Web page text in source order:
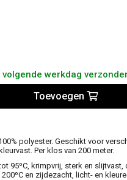
werkdag
Toevoegen
polyester. Geschikt voor
Per klos van 200 meter.
95ºC, krimpvrij, sterk en slijtvast,
en zijdezacht, licht- en